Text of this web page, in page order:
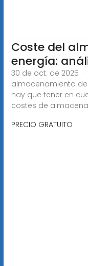
Coste del
energía:
30 de oct. de 2025
almacenamiento
hay que tener en
costes de
PRECIO GRATUITO